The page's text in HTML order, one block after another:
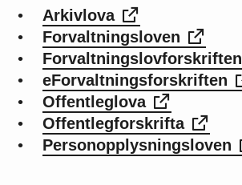
• Arkivlova
• Forvaltningsloven
• Forvaltningslovforskriften
•eForvaltningsforskriften
•Offentleglova
•Offentlegforskrifta
• Personopplysningsloven